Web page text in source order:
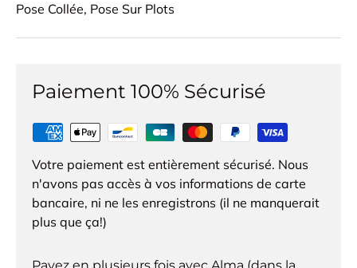
Pose Collée, Pose Sur Plots
Paiement 100% Sécurisé
Votre paiement est entièrement sécurisé. Nous
n'avons pas accès à vos informations de carte
bancaire, ni ne les enregistrons (il ne manquerait
plus que ça!)